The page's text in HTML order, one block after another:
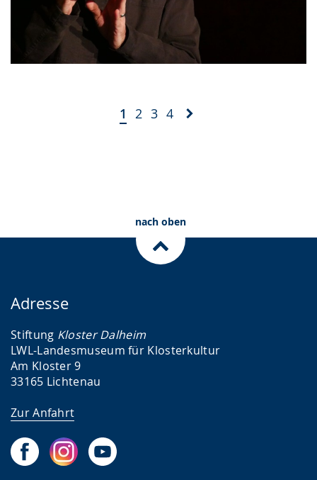
1 2 3 4
nach oben
Adresse
Stiftung Kloster Dalheim
LWL-Landesmuseum für Klosterkultur
Am Kloster 9
33165 Lichtenau
Zur Anfahrt